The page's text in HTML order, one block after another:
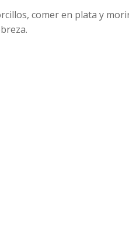
comer en plata y